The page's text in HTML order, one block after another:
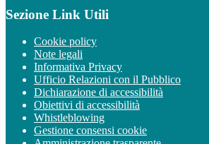
Sezione Link Utili
Cookie policy
Note legali
Informativa Privacy
Ufficio Relazioni con il Pubblico
Dichiarazione di accessibilità
Obiettivi di accessibilità
Whistleblowing
Gestione consensi cookie